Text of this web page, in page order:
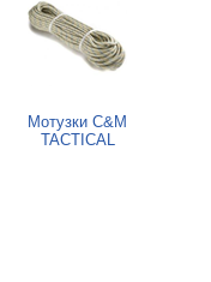
Мотузки C&M
TACTICAL